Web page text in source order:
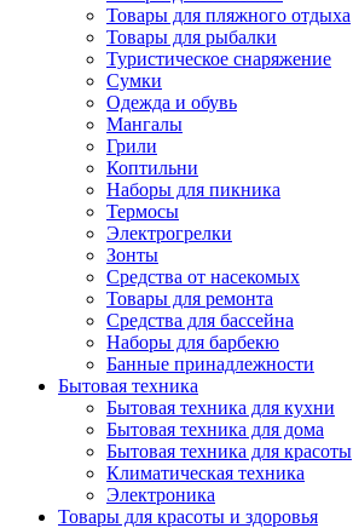
Товары для пляжного отдыха
Товары для рыбалки
Туристическое снаряжение
Сумки
Одежда и обувь
Мангалы
Грили
Коптильни
Наборы для пикника
Термосы
Электрогрелки
Зонты
Средства от насекомых
Товары для ремонта
Средства для бассейна
Наборы для барбекю
Банные принадлежности
Бытовая техника
Бытовая техника для кухни
Бытовая техника для дома
Бытовая техника для красоты
Климатическая техника
Электроника
Товары для красоты и здоровья